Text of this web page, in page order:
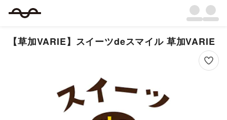
【草加VARIE】スイーツdeスマイル 草加VARIE